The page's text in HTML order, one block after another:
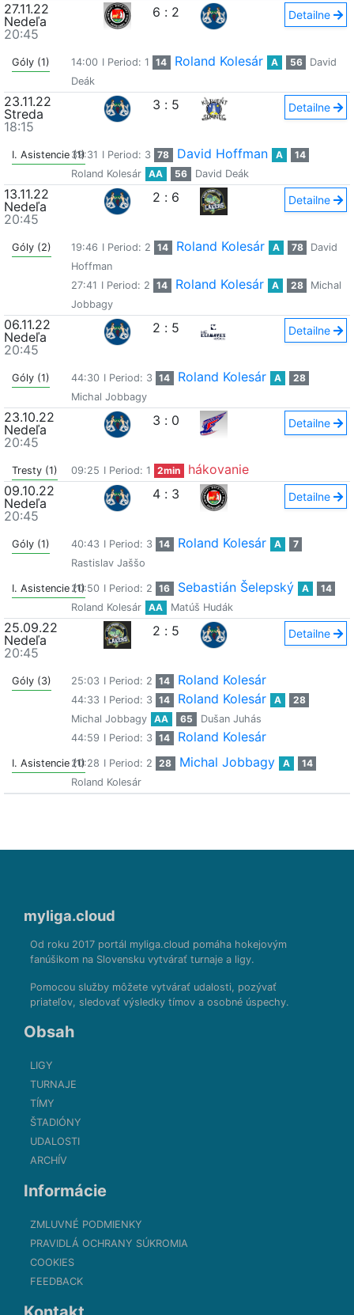
27.11.22
Nedeľa
20:45
6 : 2 Detailne
Góly (1) 14:00 I Period: 1 14 Roland Kolesár A 56
David
Deák
23.11.22
Streda
18:15
3 : 5 Detailne
I. Asistencie (1)39:31 I Period: 3 78 David Hoffman A
14
Roland Kolesár
AA 56 David Deák
13.11.22
Nedeľa
20:45
2 : 6 Detailne
Góly (2) 19:46 I Period: 2 14 Roland Kolesár A 78
David
Hoffman
27:41 I Period: 2 14 Roland Kolesár A 28
Michal
Jobbagy
06.11.22
Nedeľa
20:45
2 : 5 Detailne
Góly (1) 44:30 I Period: 3 14 Roland Kolesár A
28
Michal Jobbagy
23.10.22
Nedeľa
20:45
3 : 0 Detailne
Tresty (1) 09:25 I Period: 1 2min
hákovanie
09.10.22
Nedeľa
20:45
4 : 3 Detailne
Góly (1) 40:43 I Period: 3 14 Roland Kolesár A
7
Rastislav Jaššo
I. Asistencie (1)20:50 I Period: 2 16 Sebastián Šelepský A
14
Roland Kolesár
AA Matúš Hudák
25.09.22
Nedeľa
20:45
2 : 5 Detailne
Góly (3) 25:03 I Period: 2 14 Roland Kolesár
44:33 I Period: 3 14 Roland Kolesár A
28
Michal Jobbagy
AA 65
Dušan Juhás
44:59 I Period: 3 14 Roland Kolesár
I. Asistencie (1)20:28 I Period: 2 28 Michal Jobbagy A
14
Roland Kolesár
myliga.cloud
Od roku 2017 portál myliga.cloud pomáha hokejovým
fanúšikom na Slovensku vytvárať turnaje a ligy.
Pomocou služby môžete vytvárať udalosti, pozývať
priateľov, sledovať výsledky tímov a osobné úspechy.
Obsah
LIGY
TURNAJE
TÍMY
ŠTADIÓNY
UDALOSTI
ARCHÍV
Informácie
ZMLUVNÉ PODMIENKY
PRAVIDLÁ OCHRANY SÚKROMIA
COOKIES
FEEDBACK